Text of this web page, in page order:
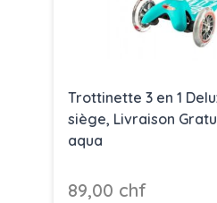
Trottinette 3 en 1
siège, Livraison
aqua
89,00 chf